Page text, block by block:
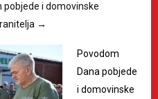
pobjede i domovinske
→
Povodom
Dana pobjede
i domovinske